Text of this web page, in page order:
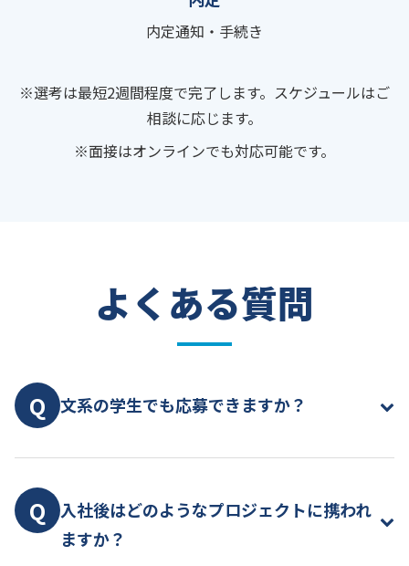
内定通知・手続き
※選考は最短2週間程度で完了します。スケジュールはご
相談に応じます。
※面接はオンラインでも対応可能です。
よくある質問
Q 文系の学生でも応募できますか？
A
ています。実際に文系出身のエンジニアも多数活躍
しています。入社後は研修制度やメンター制度で基
礎からしっかりとサポートしますので、プログラ
Q
入社後はどのようなプロジェクトに携われ
ますか？